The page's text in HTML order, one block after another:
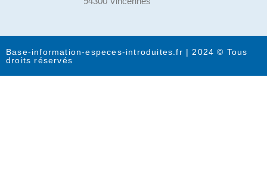
Base-information-especes-introduites.fr | 2024 © Tous
droits réservés